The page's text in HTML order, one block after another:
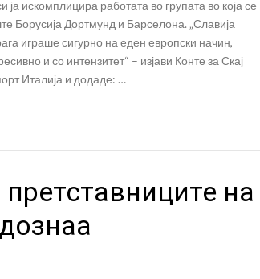
ја искомплицира работата во групата во која се
Борусија Дортмунд и Барселона. „Славија
играше сигурно на еден европски начин,
и со интензитет“ – изјави Конте за Скај
Италија и додаде: …
на